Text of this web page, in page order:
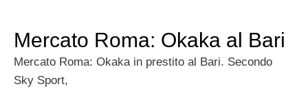
Mercato Roma: Okaka al Bari
Mercato Roma: Okaka in prestito al Bari. Secondo
Sky Sport,